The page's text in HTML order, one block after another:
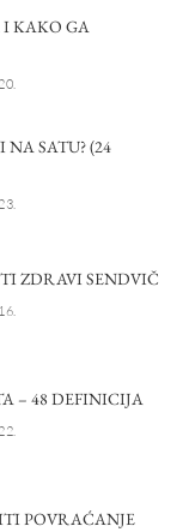
I KAKO GA
NA SATU? (24
ZDRAVI SENDVIČ
– 48 DEFINICIJA
POVRAĆANJE